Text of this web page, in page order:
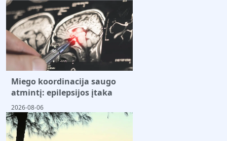
Miego koordinacija saugo
atmintį: epilepsijos įtaka
2026-08-06